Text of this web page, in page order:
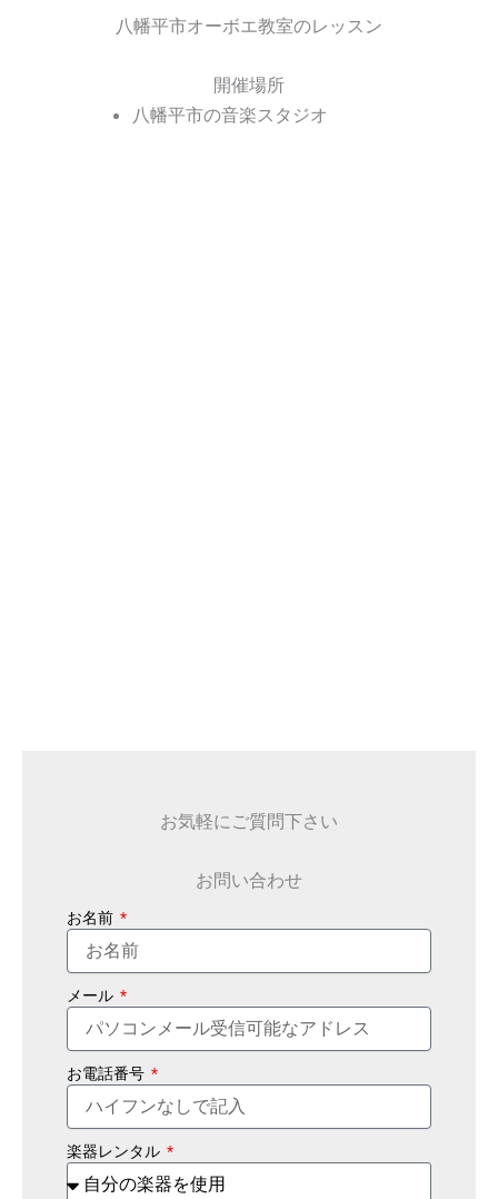
八幡平市オーボエ教室のレッスン
開催場所
八幡平市の音楽スタジオ
お気軽にご質問下さい
お問い合わせ
お名前
メール
お電話番号
楽器レンタル